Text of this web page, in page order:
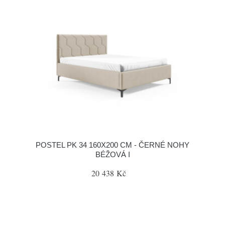
POSTEL PK 34 160X200 CM - ČERNÉ NOHY
BÉŽOVÁ I
20 438 Kč